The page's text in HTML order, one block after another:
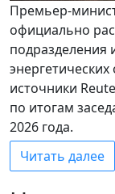
Премьер-
официально
подразделения
источники
по итогам
2026 года.
Читать далее